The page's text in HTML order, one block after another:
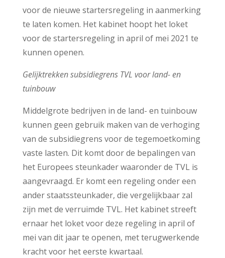
voor de nieuwe startersregeling in aanmerking
te laten komen. Het kabinet hoopt het loket
voor de startersregeling in april of mei 2021 te
kunnen openen.
Gelijktrekken subsidiegrens TVL voor land- en
tuinbouw
Middelgrote bedrijven in de land- en tuinbouw
kunnen geen gebruik maken van de verhoging
van de subsidiegrens voor de tegemoetkoming
vaste lasten. Dit komt door de bepalingen van
het Europees steunkader waaronder de TVL is
aangevraagd. Er komt een regeling onder een
ander staatssteunkader, die vergelijkbaar zal
zijn met de verruimde TVL. Het kabinet streeft
ernaar het loket voor deze regeling in april of
mei van dit jaar te openen, met terugwerkende
kracht voor het eerste kwartaal.